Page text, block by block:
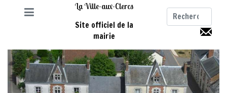
La Ville-aux-Clercs
Site officiel de la
mairie